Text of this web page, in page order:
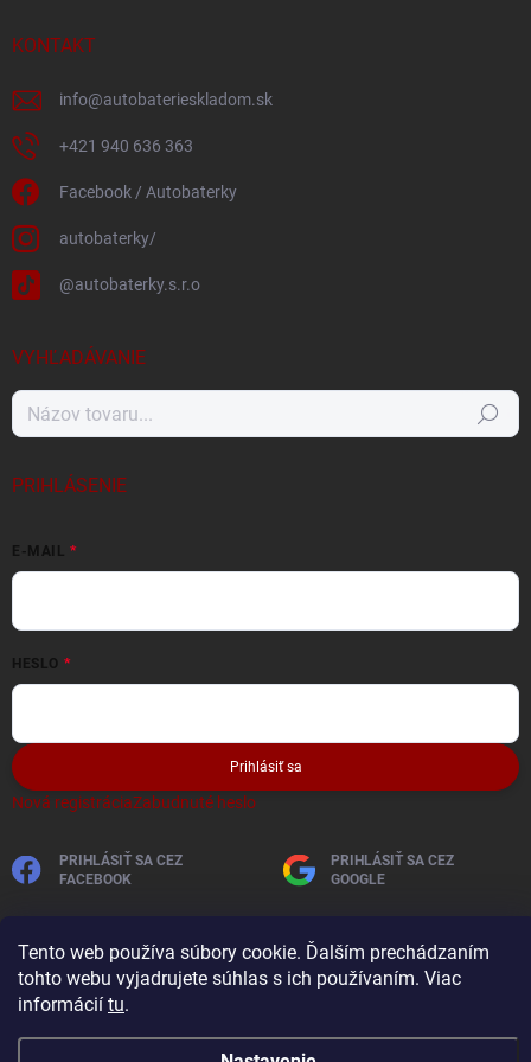
Tento web používa súbory cookie. Ďalším prechádzaním
tohto webu vyjadrujete súhlas s ich používaním. Viac
informácií tu.
KONTAKT
info@autobaterieskladom.sk
+421 940 636 363
Facebook / Autobaterky
autobaterky/
@autobaterky.s.r.o
VYHĽADÁVANIE
Hľadať
PRIHLÁSENIE
E-MAIL
HESLO
Prihlásiť sa
Nová registráciaZabudnuté heslo
PRIHLÁSIŤ SA CEZ
FACEBOOK
PRIHLÁSIŤ SA CEZ
GOOGLE